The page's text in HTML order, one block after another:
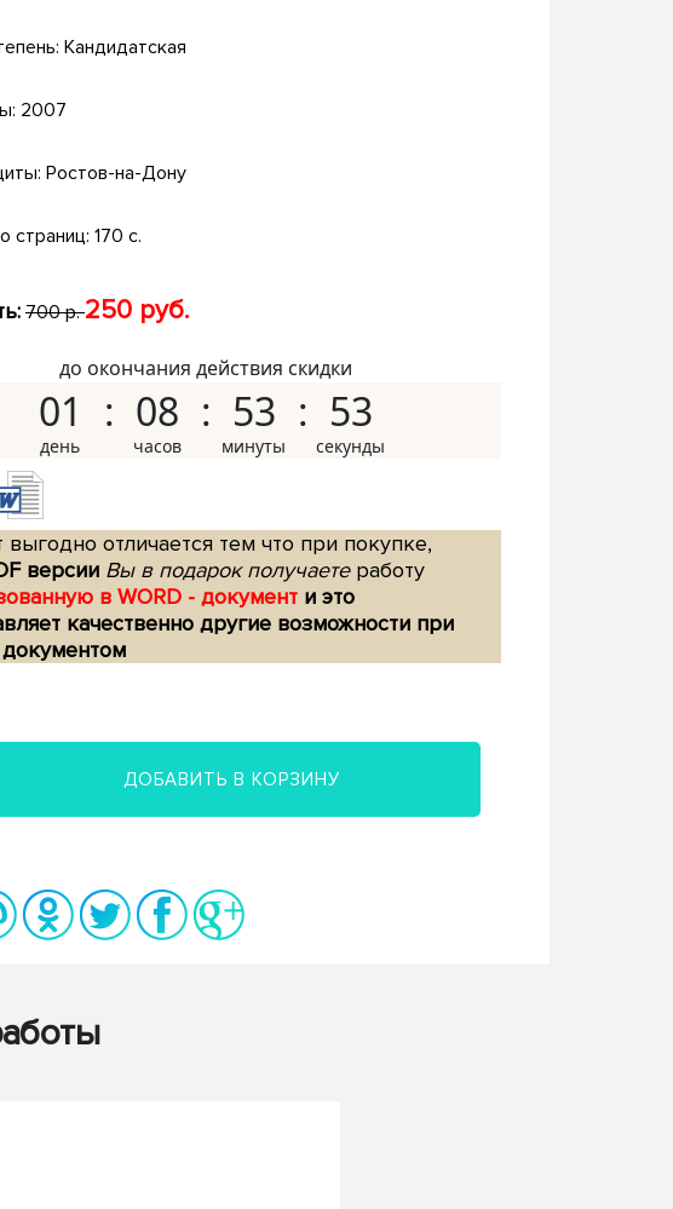
Кандидатская
2007
Ростов-на-Дону
страниц: 170 с.
700 р.250 руб.
до окончания действия скидки
01 08 53 52
отличается тем что при покупке,
версии Вы в подарок получаетеработу
в WORD - документ и это
качественно другие возможности при
ДОБАВИТЬ В КОРЗИНУ